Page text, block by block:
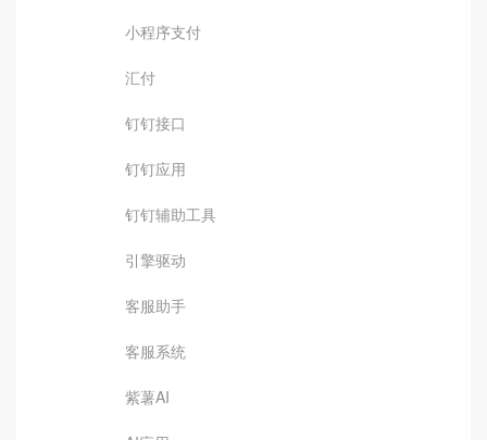
小程序支付
汇付
钉钉接口
钉钉应用
钉钉辅助工具
引擎驱动
客服助手
客服系统
紫薯AI